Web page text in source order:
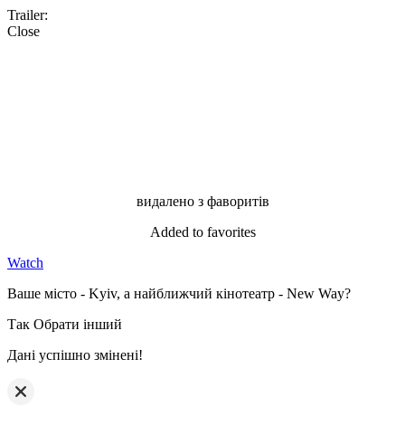
Trailer:
Close
видалено з фаворитів
Added to favorites
Watch
Ваше місто - Kyiv, а найближчий кінотеатр - New Way?
Так Обрати інший
Дані успішно змінені!